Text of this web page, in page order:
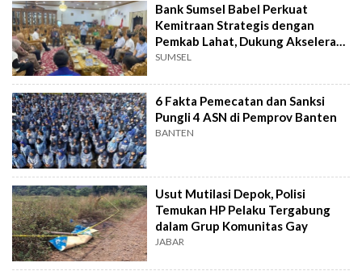
Bank Sumsel Babel Perkuat
Kemitraan Strategis dengan
Pemkab Lahat, Dukung Akselerasi
Ekonomi Daerah
SUMSEL
6 Fakta Pemecatan dan Sanksi
Pungli 4 ASN di Pemprov Banten
BANTEN
Usut Mutilasi Depok, Polisi
Temukan HP Pelaku Tergabung
dalam Grup Komunitas Gay
JABAR